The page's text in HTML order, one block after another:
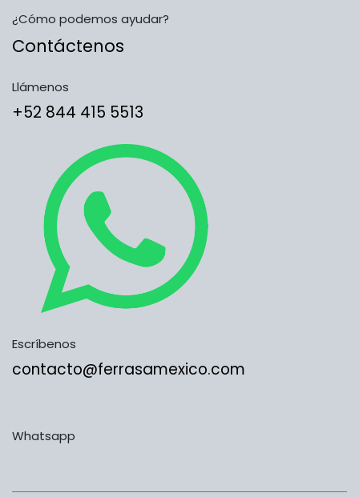
¿Cómo podemos ayudar?
Contáctenos
Llámenos
​​​​​​​​​​​​+5​2​ ​8​4​4​ ​4​1​5​ 5​5​1​3​​​​​​​​​​​​​​
Escríbenos
contacto@ferrasamexico.com
Whatsapp